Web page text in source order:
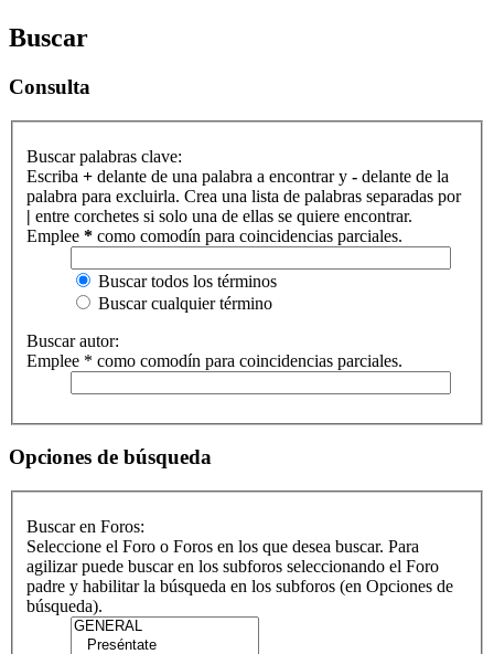
Buscar
Consulta
Buscar palabras clave:
Escriba + delante de una palabra a encontrar y - delante de la
palabra para excluirla. Crea una lista de palabras separadas por
| entre corchetes si solo una de ellas se quiere encontrar.
Emplee * como comodín para coincidencias parciales.
Buscar todos los términos
Buscar cualquier término
Buscar autor:
Emplee * como comodín para coincidencias parciales.
Opciones de búsqueda
Buscar en Foros:
Seleccione el Foro o Foros en los que desea buscar. Para
agilizar puede buscar en los subforos seleccionando el Foro
padre y habilitar la búsqueda en los subforos (en Opciones de
búsqueda).